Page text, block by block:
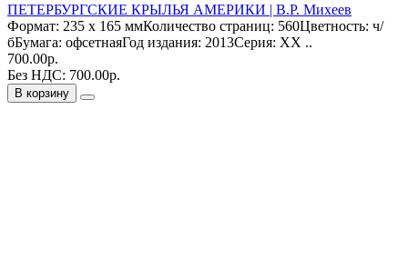
ПЕТЕРБУРГСКИЕ КРЫЛЬЯ АМЕРИКИ | В.Р. Михеев
Формат: 235 х 165 ммКоличество страниц: 560Цветность: ч/
бБумага: офсетнаяГод издания: 2013Серия: XX ..
700.00р.
Без НДС: 700.00р.
В корзину